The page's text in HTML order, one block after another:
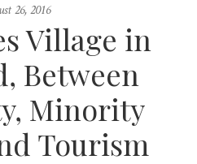
26, 2016
Village in
Between
Minority
Tourism